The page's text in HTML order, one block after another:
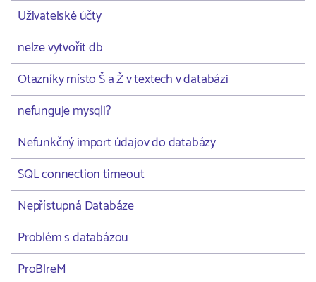
Uživatelské účty
nelze vytvořit db
Otazníky místo Š a Ž v textech v databázi
nefunguje mysqli?
Nefunkčný import údajov do databázy
SQL connection timeout
Nepřístupná Databáze
Problém s databázou
ProBlreM